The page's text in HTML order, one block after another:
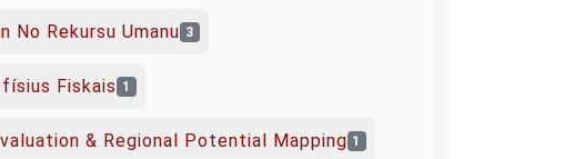
No Rekursu Umanu 3
Fiskais 1
& Regional Potential Mapping 1